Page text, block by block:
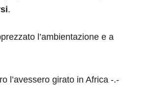
.
l’ambientazione e a
l’avessero girato in Africa -.-